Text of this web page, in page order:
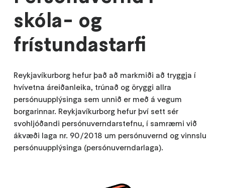
skóla- og
frístundastarfi
Reykjavíkurborg hefur það að markmiði að tryggja í
hvívetna áreiðanleika, trúnað og öryggi allra
persónuupplýsinga sem unnið er með á vegum
borgarinnar. Reykjavíkurborg hefur því sett sér
svohljóðandi persónuverndarstefnu, í samræmi við
ákvæði laga nr. 90/2018 um persónuvernd og vinnslu
persónuupplýsinga (persónuverndarlaga).